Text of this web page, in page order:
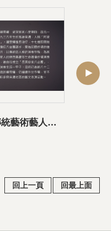
技藝．記憶-傳統藝術藝人口述歷史影像紀錄計畫-鍾雲輝精華片段
回上一頁 回最上面